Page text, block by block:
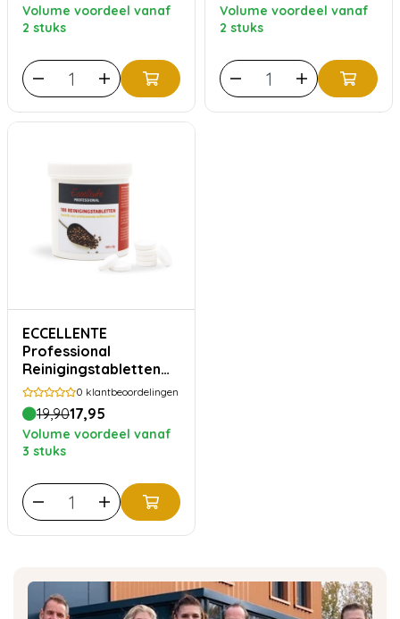
Volume voordeel vanaf
2 stuks
Volume voordeel vanaf
2 stuks
ECCELLENTE
Professional
Reinigingstabletten
voor WMF 100x 2gram
0 klantbeoordelingen
19,9017,95
Volume voordeel vanaf
3 stuks